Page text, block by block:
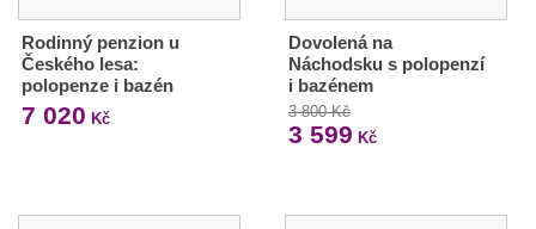
Rodinný penzion u
Českého lesa:
polopenze i bazén
7 020 Kč
Dovolená na
Náchodsku s polopenzí
i bazénem
3 800 Kč
3 599 Kč